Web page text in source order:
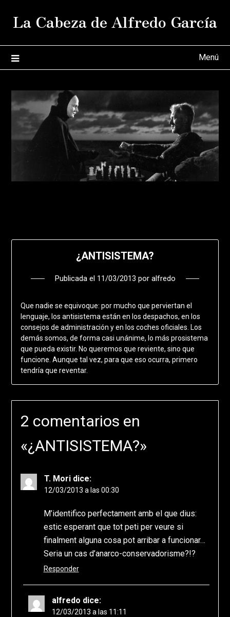
La Cabeza de Alfredo García
Menú
¿ANTISISTEMA?
Publicada el 11/03/2013 por alfredo
Que nadie se equivoque: por mucho que perviertan el
lenguaje, los antisistema están en los despachos, en los
consejos de administración y en los coches oficiales. Los
demás somos, de forma casi unánime, lo más prosistema
que pueda existir. No queremos que reviente, sino que
funcione. Aunque tal vez, para que eso ocurra, primero
tendría que reventar.
2 comentarios en
«¿ANTISISTEMA?»
T. Mori dice:
12/03/2013 a las 00:30
M’identifico perfectament amb el que dius:
estic esperant que tot peti per veure si
finalment alguna cosa pot arribar a funcionar…
Seria un cas d’anarco-conservadorisme?!?
Responder
alfredo dice:
12/03/2013 a las 11:11